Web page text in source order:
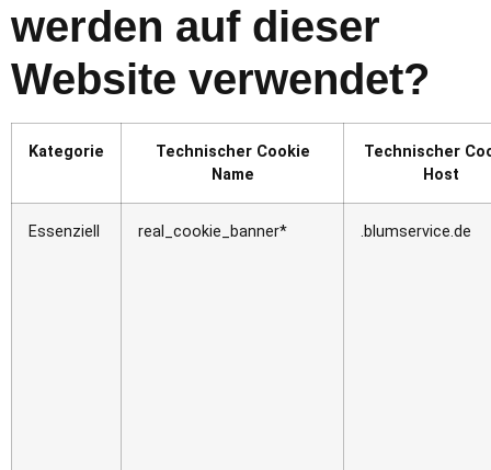
werden auf dieser
Website verwendet?
Kategorie
Technischer Cookie
Name
Technischer
Host
Essenziell real_cookie_banner* .blumservice.de